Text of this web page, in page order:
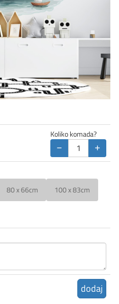
Koliko komada?
− +
80 x 66cm 100 x 83cm
dodaj